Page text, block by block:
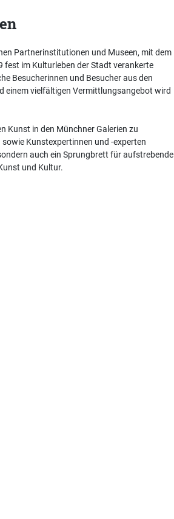
Partnerinstitutionen und Museen, mit dem
fest im Kulturleben der Stadt verankerte
Besucherinnen und Besucher aus den
einem vielfältigen Vermittlungsangebot wird
Kunst in den Münchner Galerien zu
Kunstexpertinnen und -experten
auch ein Sprungbrett für aufstrebende
und Kultur.